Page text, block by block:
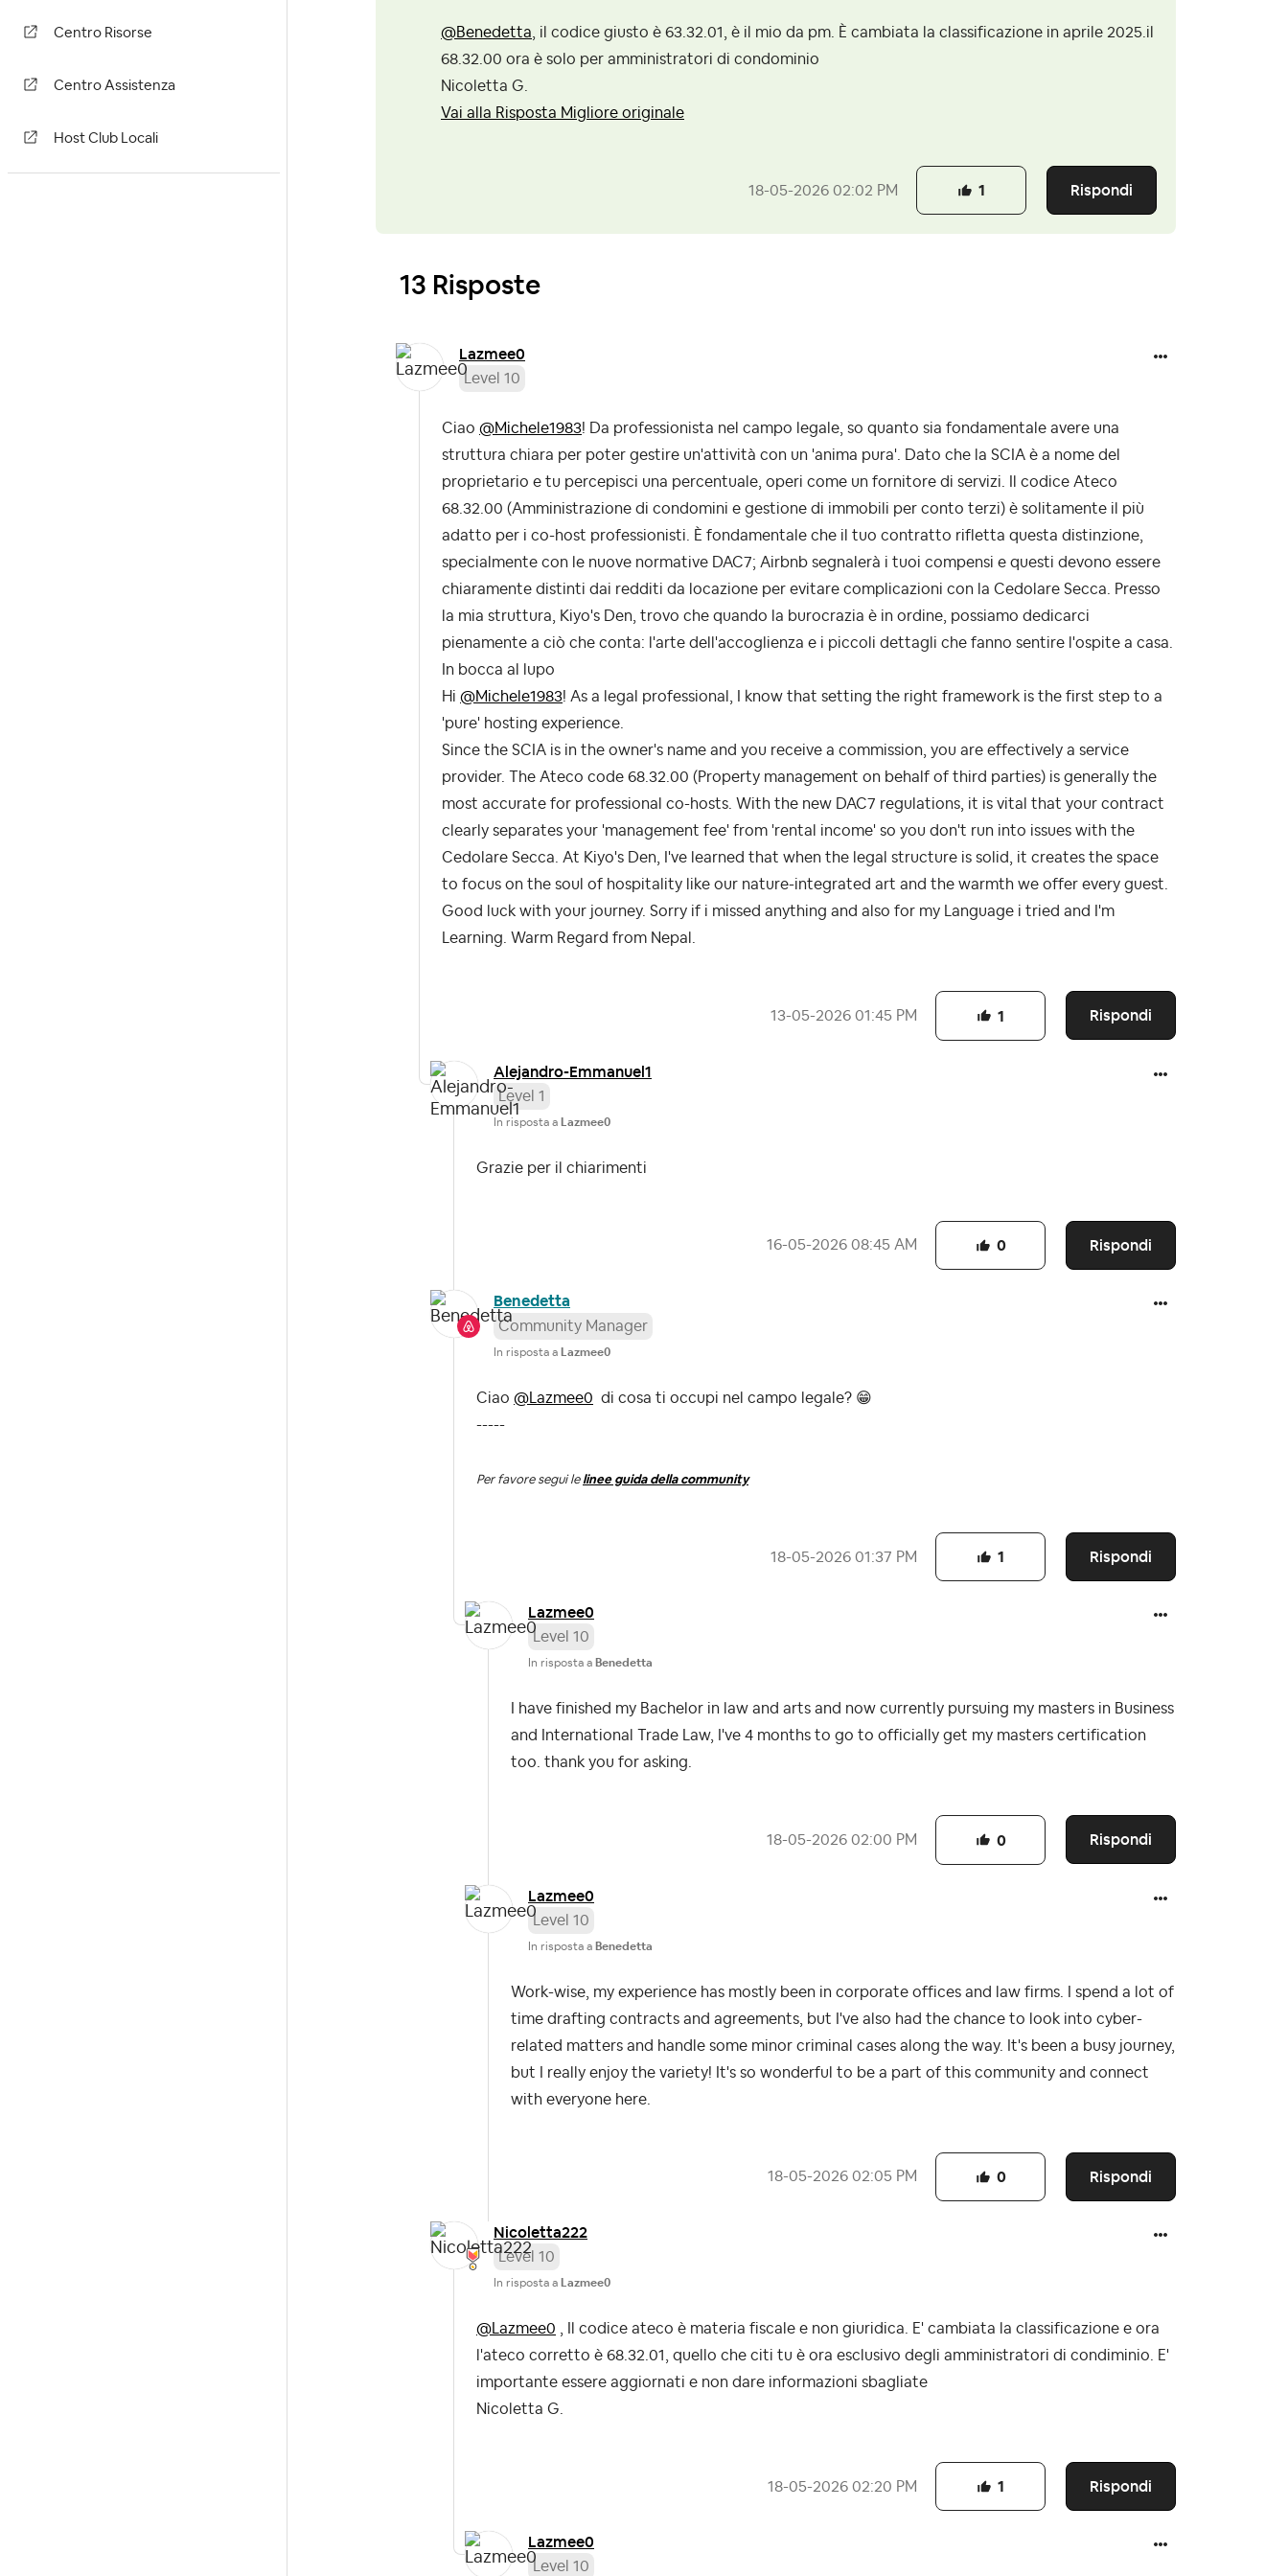
Centro Risorse
Centro Assistenza
Host Club Locali
@Benedetta , il codice giusto è 63.32.01, è il mio da pm. È cambiata la classificazione in aprile 2025.il
68.32.00 ora è solo per amministratori di condominio
Nicoletta G.
Vai alla Risposta Migliore originale
‎18-05-2026 02:02 PM Rispondi
1
13 Risposte
Lazmee0
Level 10
Ciao @Michele1983! Da professionista nel campo legale, so quanto sia fondamentale avere una
struttura chiara per poter gestire un'attività con un 'anima pura'. Dato che la SCIA è a nome del
proprietario e tu percepisci una percentuale, operi come un fornitore di servizi. Il codice Ateco
68.32.00 (Amministrazione di condomini e gestione di immobili per conto terzi) è solitamente il più
adatto per i co-host professionisti. È fondamentale che il tuo contratto rifletta questa distinzione,
specialmente con le nuove normative DAC7; Airbnb segnalerà i tuoi compensi e questi devono essere
chiaramente distinti dai redditi da locazione per evitare complicazioni con la Cedolare Secca. Presso
la mia struttura, Kiyo's Den, trovo che quando la burocrazia è in ordine, possiamo dedicarci
pienamente a ciò che conta: l'arte dell'accoglienza e i piccoli dettagli che fanno sentire l'ospite a casa.
In bocca al lupo
Hi @Michele1983! As a legal professional, I know that setting the right framework is the first step to a
'pure' hosting experience.
Since the SCIA is in the owner's name and you receive a commission, you are effectively a service
provider. The Ateco code 68.32.00 (Property management on behalf of third parties) is generally the
most accurate for professional co-hosts. With the new DAC7 regulations, it is vital that your contract
clearly separates your 'management fee' from 'rental income' so you don't run into issues with the
Cedolare Secca. At Kiyo's Den, I've learned that when the legal structure is solid, it creates the space
to focus on the soul of hospitality like our nature-integrated art and the warmth we offer every guest.
Good luck with your journey. Sorry if i missed anything and also for my Language i tried and I'm
Learning. Warm Regard from Nepal.
‎13-05-2026 01:45 PM Rispondi
1
Alejandro-Emmanuel1
Level 1
In risposta a Lazmee0
Grazie per il chiarimenti
‎16-05-2026 08:45 AM Rispondi
0
Benedetta
Community Manager
In risposta a Lazmee0
Ciao @Lazmee0 di cosa ti occupi nel campo legale? 😁
-----
Per favore segui le linee guida della community
‎18-05-2026 01:37 PM Rispondi
1
Lazmee0
Level 10
In risposta a Benedetta
I have finished my Bachelor in law and arts and now currently pursuing my masters in Business
and International Trade Law, I've 4 months to go to officially get my masters certification
too. thank you for asking.
‎18-05-2026 02:00 PM Rispondi
0
Lazmee0
Level 10
In risposta a Benedetta
Work-wise, my experience has mostly been in corporate offices and law firms. I spend a lot of
time drafting contracts and agreements, but I've also had the chance to look into cyber-
related matters and handle some minor criminal cases along the way. It's been a busy journey,
but I really enjoy the variety! It's so wonderful to be a part of this community and connect
with everyone here.
‎18-05-2026 02:05 PM Rispondi
0
Nicoletta222
Level 10
In risposta a Lazmee0
@Lazmee0 , Il codice ateco è materia fiscale e non giuridica. E' cambiata la classificazione e ora
l'ateco corretto è 68.32.01, quello che citi tu è ora esclusivo degli amministratori di condiminio. E'
importante essere aggiornati e non dare informazioni sbagliate
Nicoletta G.
‎18-05-2026 02:20 PM Rispondi
1
Lazmee0
Level 10